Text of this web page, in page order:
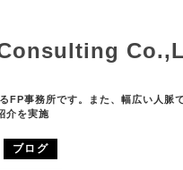
事務所です。また、幅広い人
介を実施
ブログ